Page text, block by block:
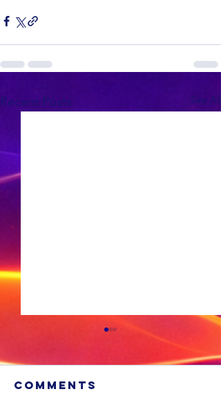
Recent Posts See All
Comments